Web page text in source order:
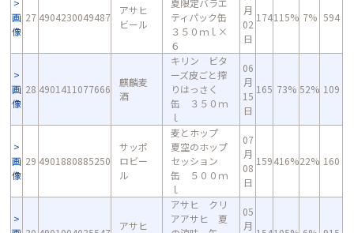
画
像
27 4904230049487
アサヒ
ビール
夏限定バラエ
ティパック缶
３５０ｍｌ×
６
月
02
日
174115% 7% 594
画
像
28 4901411077666
麒麟麦
酒
キリン ビタ
ーズ皮ごと搾
りはっさく
缶 ３５０ｍ
ｌ
06
月
15
日
165 73% 52% 109
画
像
29 4901880885250
サッポ
ロビー
ル
麦とホップ
夏空のホップ
セッション
缶 ５００ｍ
ｌ
07
月
08
日
159416%22% 160
アサヒ
アサヒ クリ
アアサヒ 夏
05
月